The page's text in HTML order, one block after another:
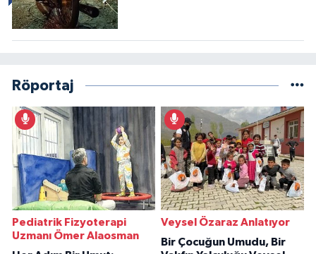
Röportaj
Pediatrik Fizyoterapi
Uzmanı Ömer Alaosman
Veysel Özaraz Anlatıyor
Bir Çocuğun Umudu, Bir